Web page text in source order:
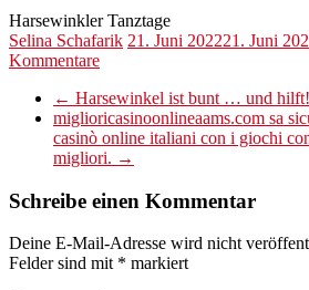
Harsewinkler Tanztage
Selina Schafarik 21. Juni 202221. Juni
Kommentare
← Harsewinkel ist bunt … und hilft!
miglioricasinoonlineaams.com sa
casinò online italiani con i giochi
migliori. →
Schreibe einen Kommentar
Deine E-Mail-Adresse wird nicht
Felder sind mit * markiert